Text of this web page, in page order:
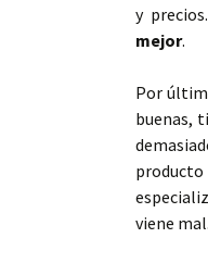
y
mejor.
Por
buenas,
viene mal.